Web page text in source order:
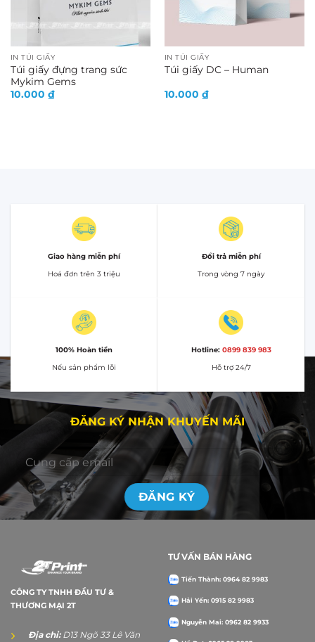
IN TÚI GIẤY
Túi giấy đựng trang sức
Mykim Gems
10.000 ₫
IN TÚI GIẤY
Túi giấy DC – Human
10.000 ₫
Giao hàng miễn phí
Hoá đơn trên 3 triệu
Đổi trả miễn phí
Trong vòng 7 ngày
100% Hoàn tiền
Nếu sản phẩm lỗi
Hotline: 0899 839 983
Hỗ trợ 24/7
ĐĂNG KÝ NHẬN KHUYẾN MÃI
CÔNG TY TNHH ĐẦU TƯ &
THƯƠNG MẠI 2T
Địa chỉ:D13 Ngõ 33 Lê Văn
TƯ VẤN BÁN HÀNG
Tiến Thành: 0964 82 9983
Hải Yến: 0915 82 9983
Nguyễn Mai: 0962 82 9933